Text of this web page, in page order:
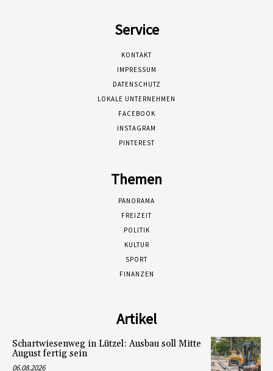
Service
KONTAKT
IMPRESSUM
DATENSCHUTZ
LOKALE UNTERNEHMEN
FACEBOOK
INSTAGRAM
PINTEREST
Themen
PANORAMA
FREIZEIT
POLITIK
KULTUR
SPORT
FINANZEN
Artikel
Schartwiesenweg in Lützel: Ausbau soll Mitte
August fertig sein
06.08.2026